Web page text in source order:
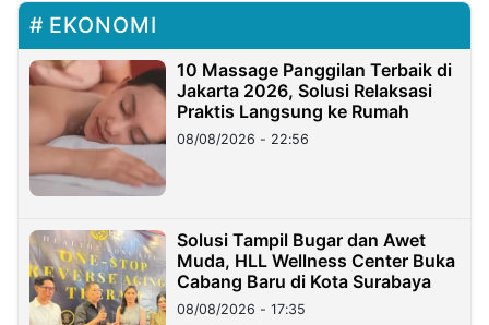
EKONOMI
10 Massage Panggilan Terbaik di
Jakarta 2026, Solusi Relaksasi
Praktis Langsung ke Rumah
08/08/2026 - 22:56
Solusi Tampil Bugar dan Awet
Muda, HLL Wellness Center Buka
Cabang Baru di Kota Surabaya
08/08/2026 - 17:35